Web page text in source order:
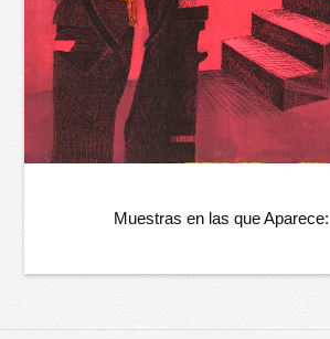
Muestras en las que Aparece: